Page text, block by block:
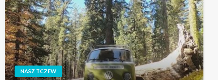
NASZ TCZEW